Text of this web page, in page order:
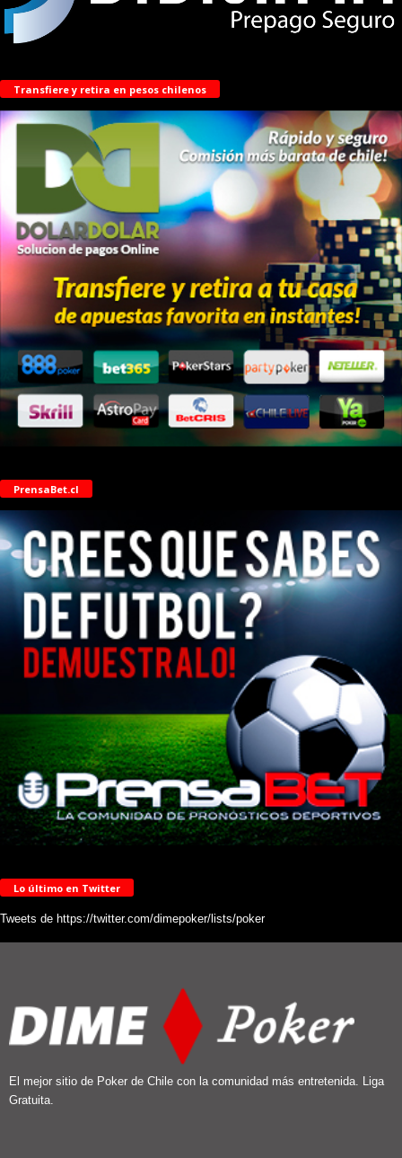
Transfiere y retira en pesos chilenos
PrensaBet.cl
Lo último en Twitter
Tweets de https://twitter.com/dimepoker/lists/poker
El mejor sitio de Poker de Chile con la comunidad más entretenida. Liga
Gratuita.